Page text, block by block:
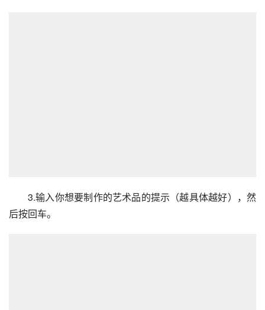
3.输入你想要制作的艺术品的提示（越具体越好），然
后按回车。